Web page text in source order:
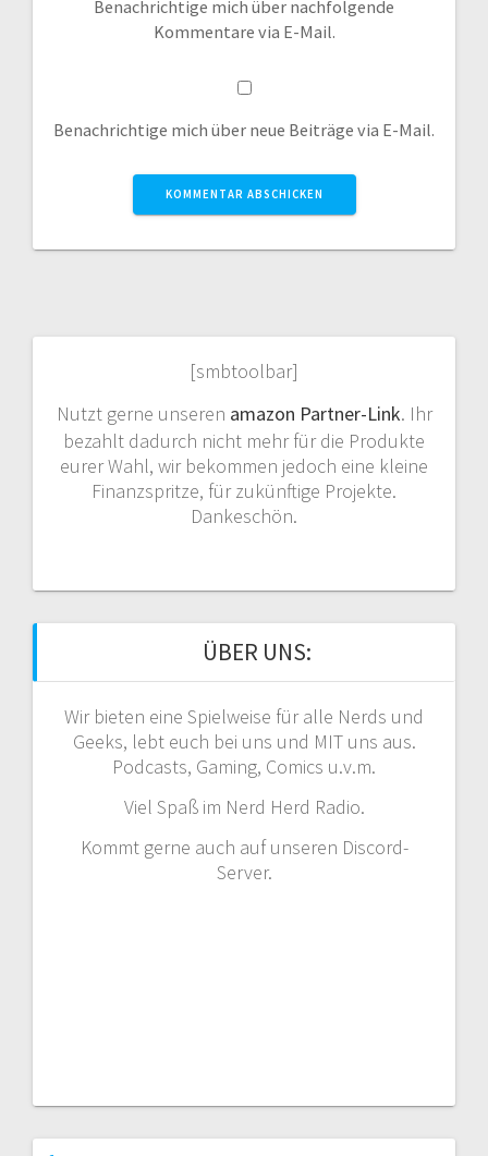
Benachrichtige mich über nachfolgende
Kommentare via E-Mail.
Benachrichtige mich über neue Beiträge via E-Mail.
[smbtoolbar]
Nutzt gerne unseren amazon Partner-Link. Ihr
bezahlt dadurch nicht mehr für die Produkte
eurer Wahl, wir bekommen jedoch eine kleine
Finanzspritze, für zukünftige Projekte.
Dankeschön.
ÜBER UNS:
Wir bieten eine Spielweise für alle Nerds und
Geeks, lebt euch bei uns und MIT uns aus.
Podcasts, Gaming, Comics u.v.m.
Viel Spaß im Nerd Herd Radio.
Kommt gerne auch auf unseren Discord-
Server.